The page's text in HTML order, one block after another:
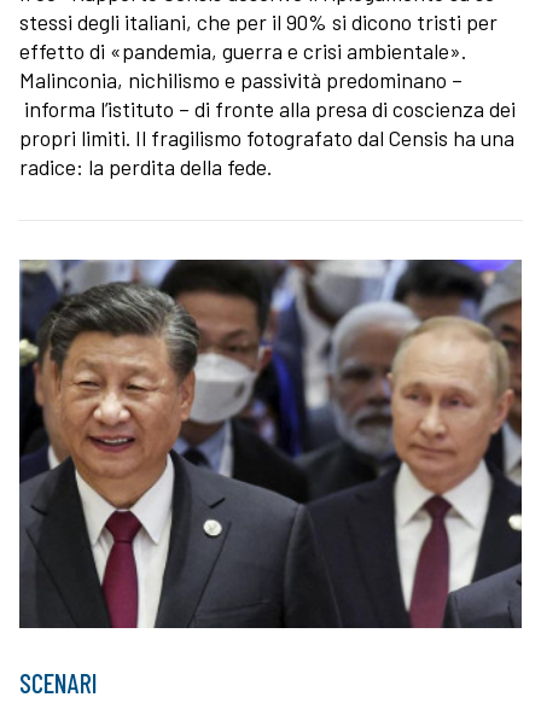
stessi degli italiani, che per il 90% si dicono tristi per
effetto di «pandemia, guerra e crisi ambientale».
Malinconia, nichilismo e passività predominano –
informa l’istituto – di fronte alla presa di coscienza dei
propri limiti. Il fragilismo fotografato dal Censis ha una
radice: la perdita della fede.
SCENARI